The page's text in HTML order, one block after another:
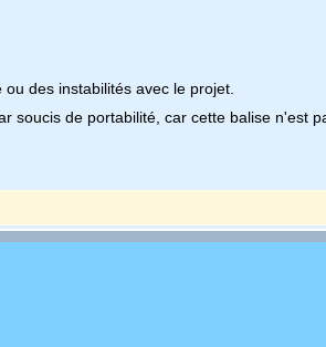
des instabilités avec le projet.
soucis de portabilité, car cette balise n'est